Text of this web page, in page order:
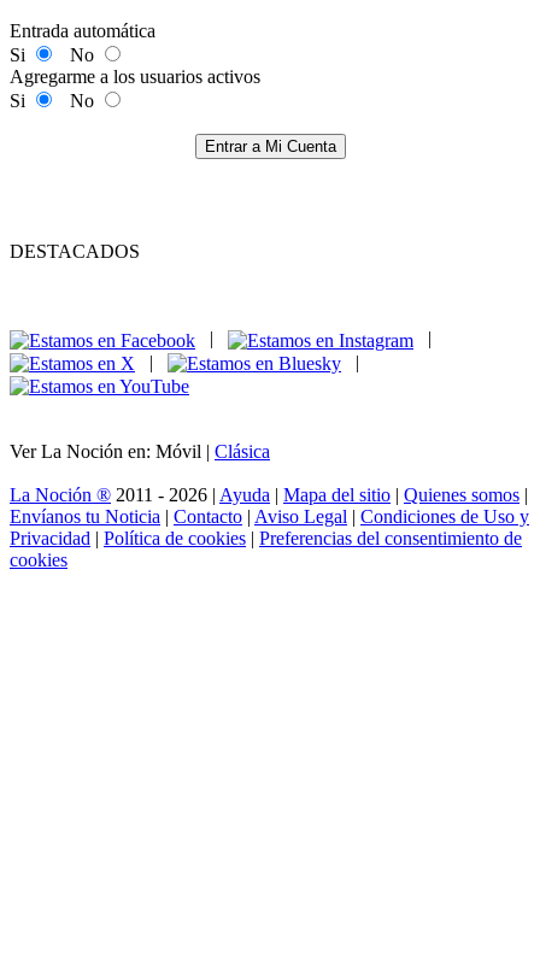
Entrada automática
Si
No
Agregarme a los usuarios activos
Si
No
Entrar a Mi Cuenta
DESTACADOS
|
|
Ver La Noción en: Móvil | Clásica
La Noción ® 2011 - 2026 | Ayuda | Mapa del sitio | Quienes somos |
Envíanos tu Noticia | Contacto | Aviso Legal | Condiciones de Uso y
Privacidad | Política de cookies | Preferencias del consentimiento de
cookies